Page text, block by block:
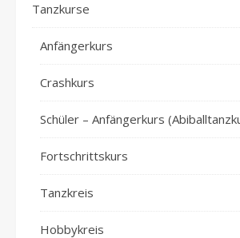
Tanzkurse
Anfängerkurs
Crashkurs
Schüler – Anfängerkurs
Fortschrittskurs
Tanzkreis
Hobbykreis